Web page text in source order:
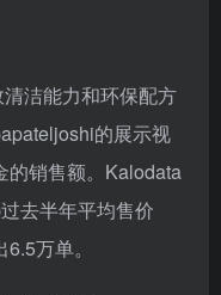
洁能力和环保配方
的展示视
的销售额。Kalodata
去半年平均售价
万单。